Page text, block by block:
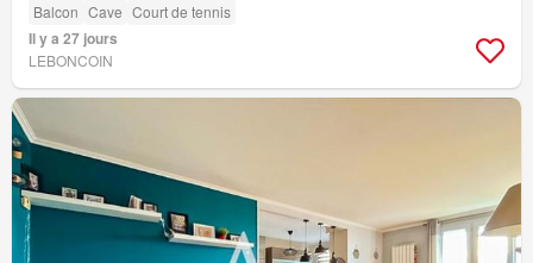
Balcon Cave Court de tennis
Il y a 27 jours
LEBONCOIN